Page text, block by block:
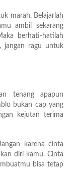
marah. Belajarlah
ambil sekarang
berhati-hatilah
jangan ragu untuk
tenang apapun
bukan cap yang
kejutan terima
karena cinta
diri kamu. Cinta
bisa tetap